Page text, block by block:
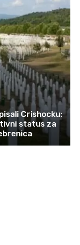
Crishocku:
status za